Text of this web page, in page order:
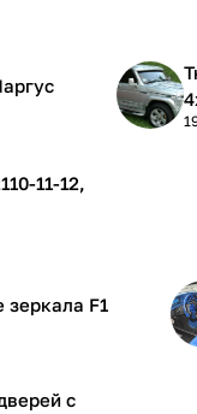
зеркала F1
с